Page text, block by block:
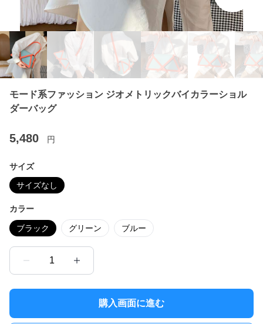
モード系ファッション ジオメトリックバイカラーショル
ダーバッグ
5,480 円
サイズ
サイズなし
カラー
ブラック グリーン ブルー
1
購入画面に進む